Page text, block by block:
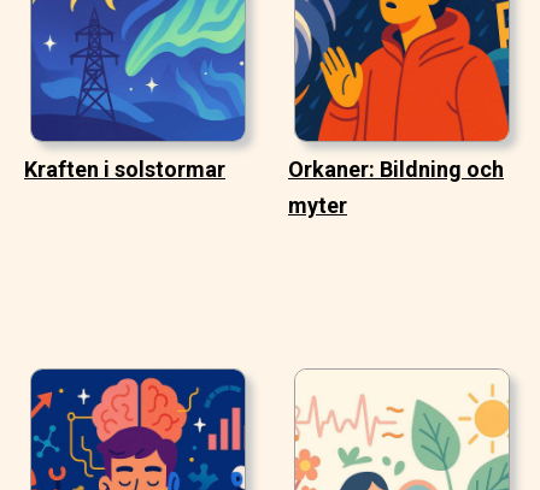
Kraften i solstormar
Orkaner: Bildning och
myter